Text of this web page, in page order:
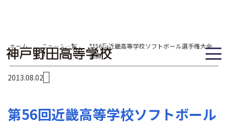
ホーム
>
ニュース一覧
>
第56回近畿高等学校ソフトボール選手権大会
優勝
2013.08.02
第56回近畿高等学校ソフトボール